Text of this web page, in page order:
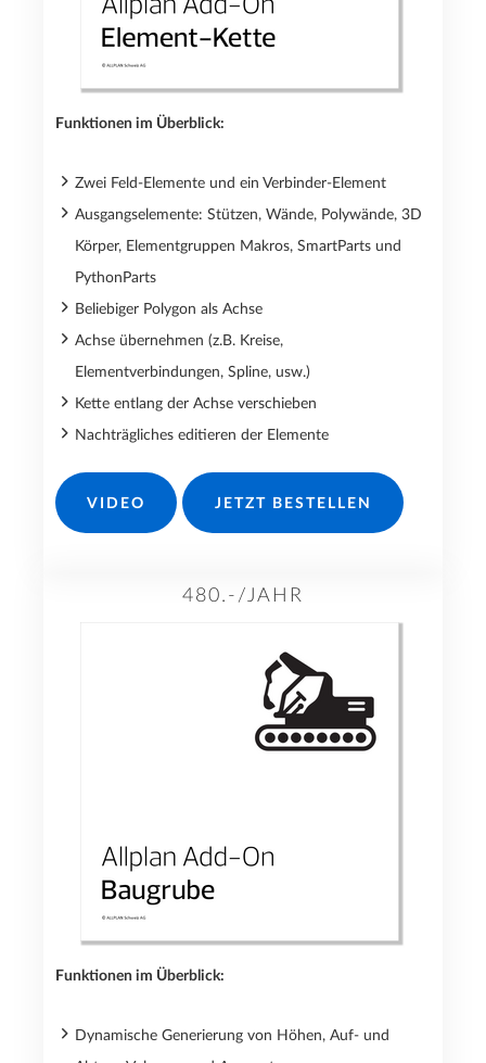
Funktionen im Überblick:
Zwei Feld-Elemente und ein Verbinder-Element
Ausgangselemente: Stützen, Wände, Polywände, 3D
Körper, Elementgruppen Makros, SmartParts und
PythonParts
Beliebiger Polygon als Achse
Achse übernehmen (z.B. Kreise,
Elementverbindungen, Spline, usw.)
Kette entlang der Achse verschieben
Nachträgliches editieren der Elemente
VIDEO JETZT BESTELLEN
480.-/JAHR
Funktionen im Überblick:
Dynamische Generierung von Höhen, Auf- und